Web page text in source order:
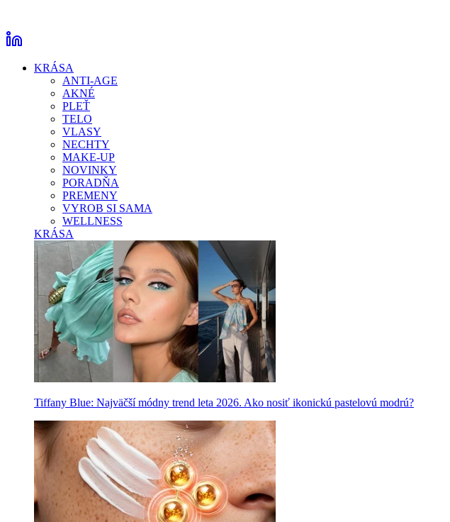
KRÁSA
ANTI-AGE
AKNÉ
PLEŤ
TELO
VLASY
NECHTY
MAKE-UP
NOVINKY
PORADŇA
PREMENY
VYROB SI SAMA
WELLNESS
KRÁSA
Tiffany Blue: Najväčší módny trend leta 2026. Ako nosiť ikonickú pastelovú modrú?